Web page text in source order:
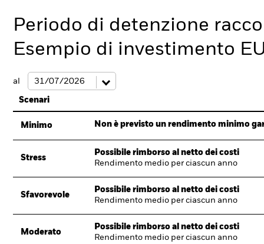
Periodo di detenzione
Esempio di investimento
al
Scenari
Minimo Non è previsto un rendimento minimo
Stress
Possibile rimborso al netto dei costi
Rendimento medio per ciascun anno
Sfavorevole
Possibile rimborso al netto dei costi
Rendimento medio per ciascun anno
Moderato
Possibile rimborso al netto dei costi
Rendimento medio per ciascun anno